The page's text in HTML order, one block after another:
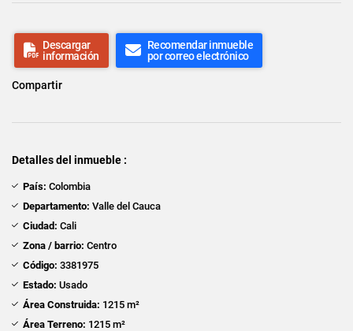
Descargar
información
Recomendar inmueble
por correo electrónico
Compartir
Detalles del inmueble :
País: Colombia
Departamento: Valle del Cauca
Ciudad: Cali
Zona / barrio: Centro
Código: 3381975
Estado: Usado
Área Construida: 1215 m²
Área Terreno: 1215 m²